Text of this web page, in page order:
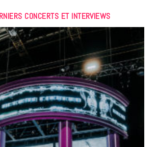
CONCERTS ET INTERVIEWS